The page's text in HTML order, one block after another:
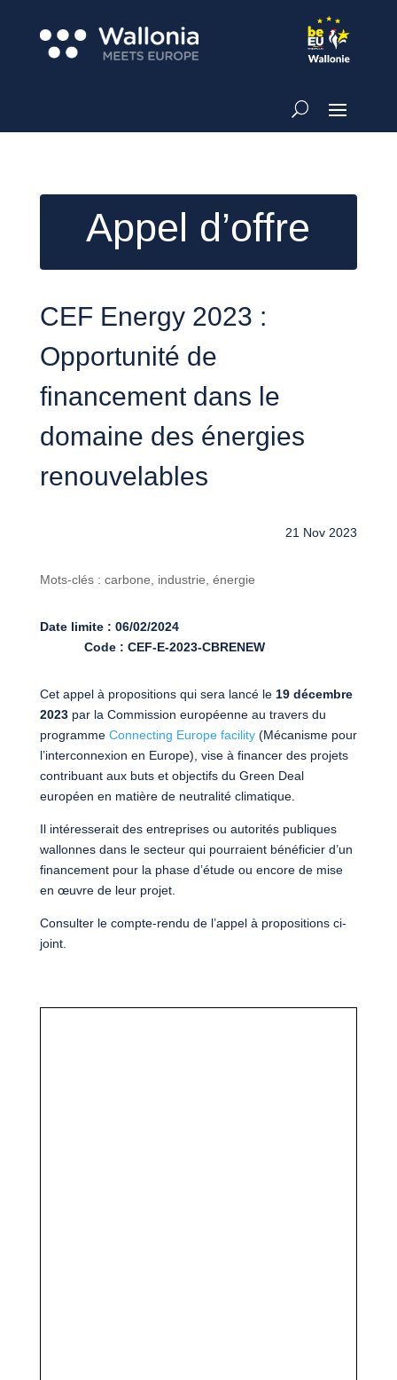
Appel d’offre
CEF Energy 2023 :
Opportunité de
financement dans le
domaine des énergies
renouvelables
21 Nov 2023
Mots-clés : carbone, industrie, énergie
Date limite : 06/02/2024
Code : CEF-E-2023-CBRENEW
Cet appel à propositions qui sera lancé le 19 décembre
2023 par la Commission européenne au travers du
programme Connecting Europe facility(Mécanisme pour
l’interconnexion en Europe), vise à financer des projets
contribuant aux buts et objectifs du Green Deal
européen en matière de neutralité climatique.
Il intéresserait des entreprises ou autorités publiques
wallonnes dans le secteur qui pourraient bénéficier d’un
financement pour la phase d’étude ou encore de mise
en œuvre de leur projet.
Consulter le compte-rendu de l’appel à propositions ci-
joint.